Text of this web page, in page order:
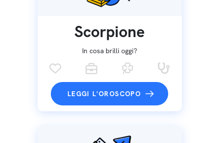
Scorpione
In cosa brilli oggi?
LEGGI L'OROSCOPO